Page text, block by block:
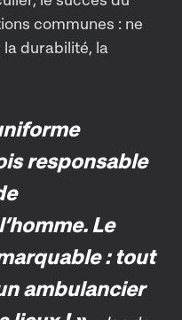
communes : ne
durabilité, la
responsable
Le
: tout
ambulancier